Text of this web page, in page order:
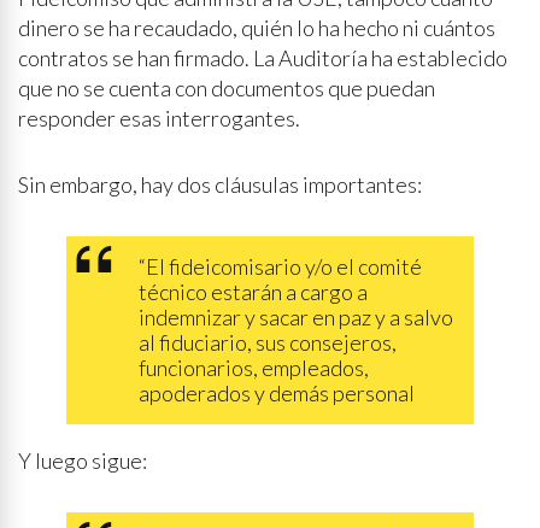
dinero se ha recaudado, quién lo ha hecho ni cuántos
contratos se han firmado. La Auditoría ha establecido
que no se cuenta con documentos que puedan
responder esas interrogantes.
Sin embargo, hay dos cláusulas importantes:
“El fideicomisario y/o el comité
técnico estarán a cargo a
indemnizar y sacar en paz y a salvo
al fiduciario, sus consejeros,
funcionarios, empleados,
apoderados y demás personal
Y luego sigue: